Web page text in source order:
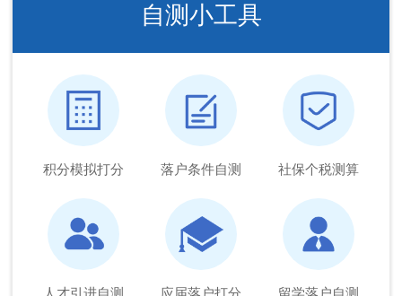
自测小工具
积分模拟打分 落户条件自测 社保个税测算
人才引进自测 应届落户打分 留学落户自测